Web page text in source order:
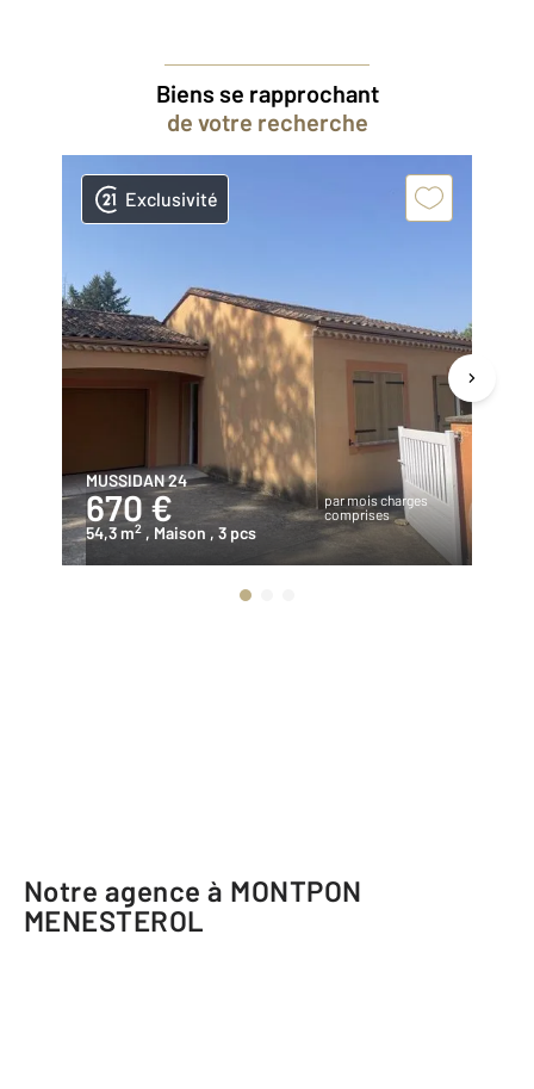
Biens se rapprochant
de votre recherche
Exclusivité
MUSSIDAN 24
670 €
par mois charges
comprises
54,3 m2 , Maison , 3 pcs
Notre agence à MONTPON
MENESTEROL